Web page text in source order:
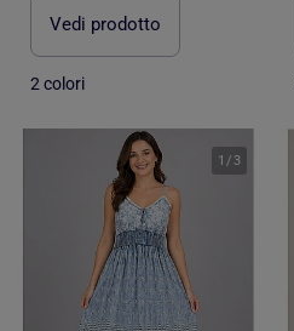
Vedi prodotto
2 colori
1 /3